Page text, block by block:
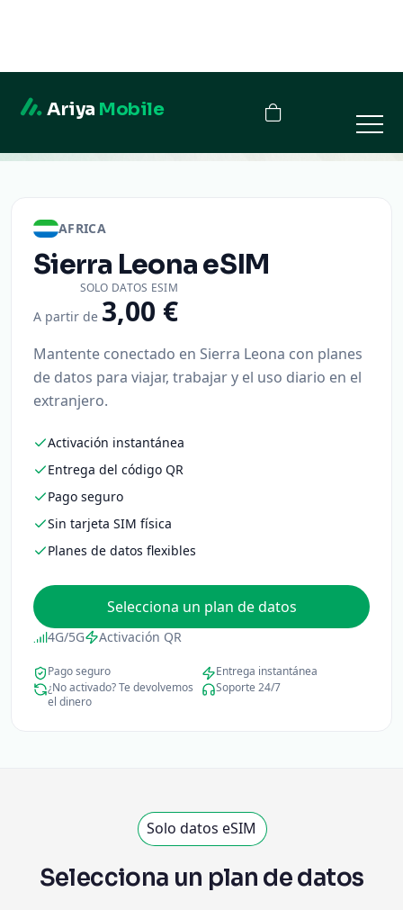
Sierra Leona
AFRICA
Sierra LeonaeSIM
SOLO DATOS ESIM
A partir de 3,00 €
Mantente conectado en Sierra Leona con planes
de datos para viajar, trabajar y el uso diario en el
extranjero.
Activación instantánea
Entrega del código QR
Pago seguro
Sin tarjeta SIM física
Planes de datos flexibles
Selecciona un plan de datos
4G/5G Activación QR
Pago seguro
Entrega instantánea
¿No activado? Te devolvemos
el dinero
Soporte 24/7
Solo datos eSIM
Selecciona un plan de datos